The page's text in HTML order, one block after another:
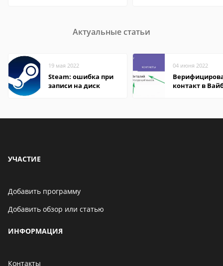
Актуальные статьи
19 мая 2022
Steam: ошибка при
записи на диск
04 июня 2022
контакт в
УЧАСТИЕ
Добавить программу
Добавить обзор или статью
ИНФОРМАЦИЯ
Контакты